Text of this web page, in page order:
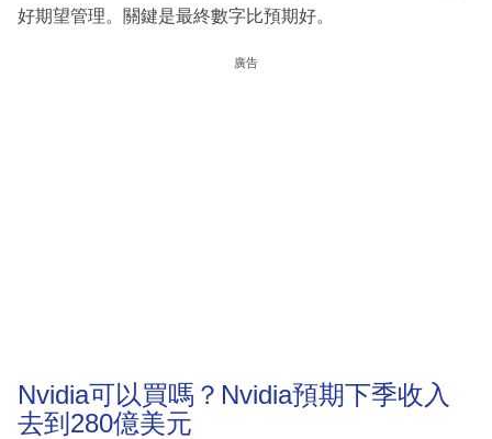
好期望管理。關鍵是最終數字比預期好。
廣告
Nvidia可以買嗎？Nvidia預期下季收入
去到280億美元